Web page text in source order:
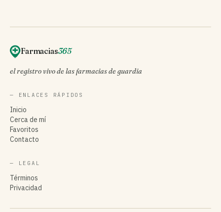
Farmacias365
el registro vivo de las farmacias de guardia
— ENLACES RÁPIDOS
Inicio
Cerca de mí
Favoritos
Contacto
— LEGAL
Términos
Privacidad